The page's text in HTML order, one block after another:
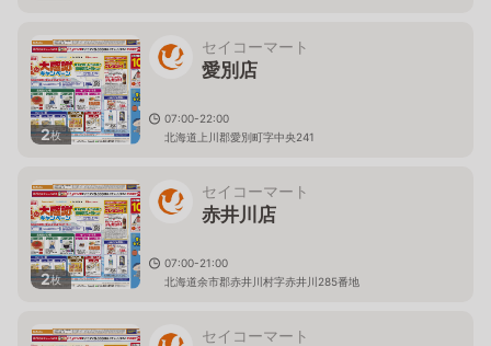
2枚
セイコーマート
愛別店
07:00-22:00
北海道上川郡愛別町字中央241
2枚
セイコーマート
赤井川店
07:00-21:00
北海道余市郡赤井川村字赤井川285番地
セイコーマート